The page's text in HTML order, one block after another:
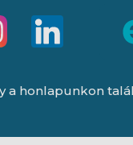
honlapunkon